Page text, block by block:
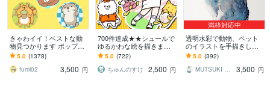
きゃわイイ！ベストな動
物見つかります ポップな
アニマ～ルたちはおまか
せください！
5.0 (1378)
fumi02
3,500 円
700件達成★★シュールで
ゆるかわな絵を描きます
小物無料・修正無制限！
いろんな表情はお任せく
ださい！
5.0 (722)
ちゅんのすけ
2,500 円
満枠対応中
透明水彩で動物、ペット
のイラストを手描きしま
す 手描きの水彩画のイラ
スト原画を、ご自宅やプ
レゼント用に
5.0 (392)
MUTSUKI watercolor
3,500 円